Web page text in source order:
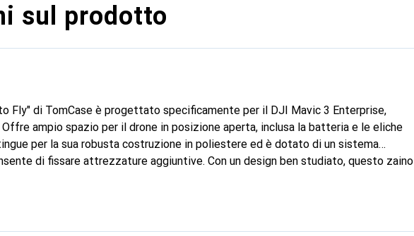
sul prodotto
Fly" di TomCase è progettato specificamente per il DJI Mavic 3 Enterprise,
ampio spazio per il drone in posizione aperta, inclusa la batteria e le eliche
per la sua robusta costruzione in poliestere ed è dotato di un sistema
di fissare attrezzature aggiuntive. Con un design ben studiato, questo zaino
integrato a 3 porte consente di caricare più batterie contemporaneamente,
il proprio drone e gli accessori.